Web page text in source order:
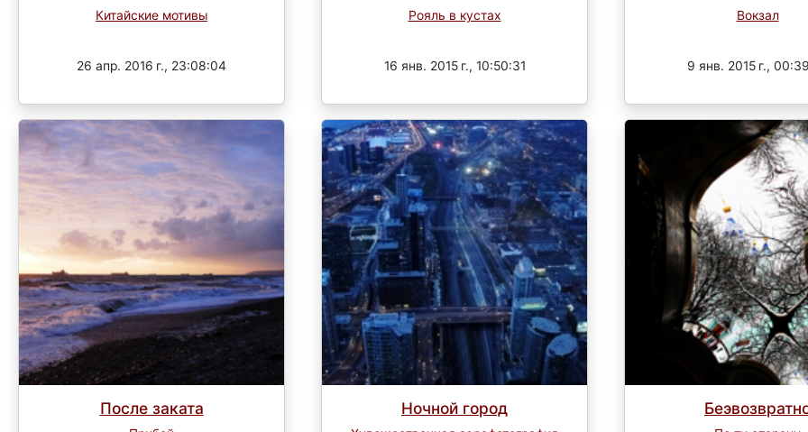
Китайские мотивы
26 апр. 2016 г., 23:08:04
Рояль в кустах
16 янв. 2015 г., 10:50:31
Вокзал
9 янв. 2015 г.,
После заката Ночной город